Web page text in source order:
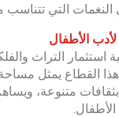
التي تتناسب
الأطفال
التراث
القطاع يمثل
متنوعة،
الأطفال.